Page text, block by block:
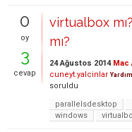
0
oy
3
cevap
virtualbox
mı?
24 Ağustos 2014 Mac
cuneyt.yalcinlar
soruldu
parallelsdesktop
windows